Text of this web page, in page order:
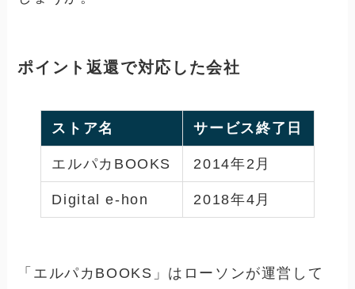
ポイント返還で対応した会社
ストア名 サービス終了日
エルパカBOOKS 2014年2月
Digital e-hon 2018年4月
「 エルパカBOOKS」はローソンが運営して